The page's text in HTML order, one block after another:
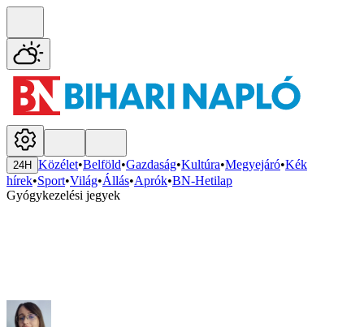
24H Közélet•Belföld•Gazdaság•Kultúra•Megyejáró•Kék
hírek•Sport•Világ•Állás•Aprók•BN-Hetilap
Gyógykezelési jegyek